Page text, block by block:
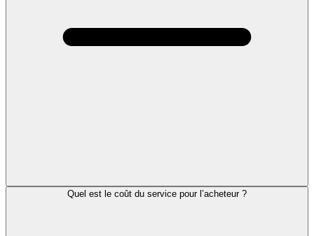
Quel est le coût du service pour l’acheteur ?